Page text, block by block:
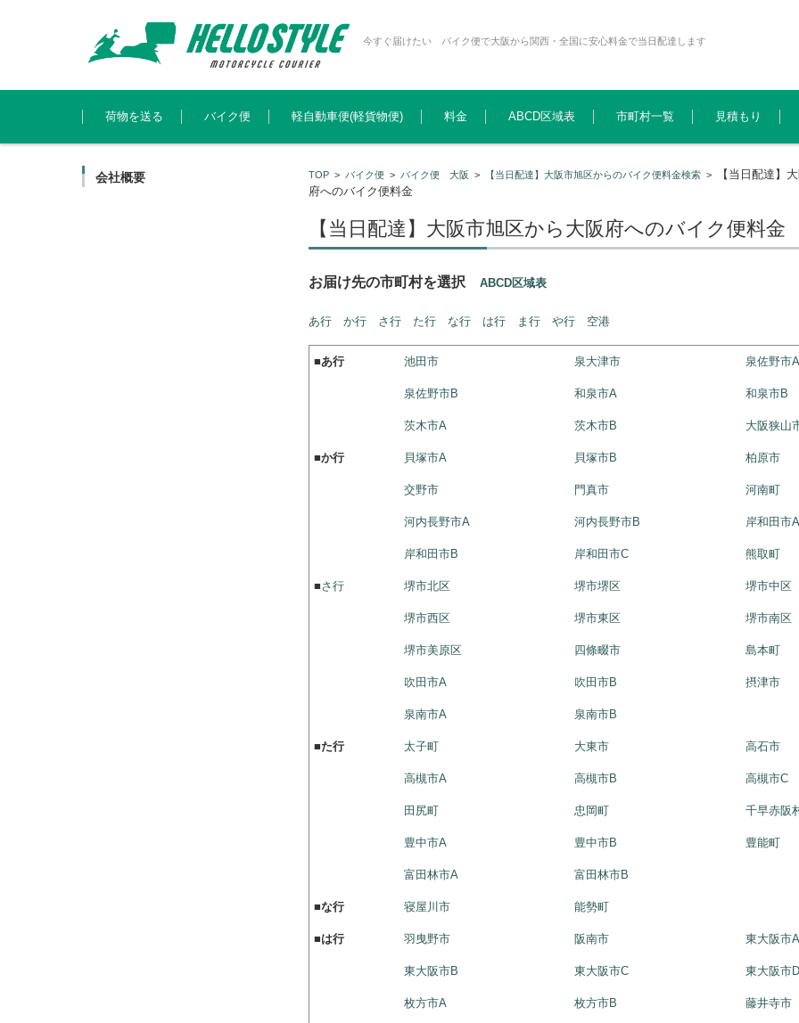
今すぐ届けたい バイク便で大阪から関西・全国に安心料金で当日配達します
コンテンツに移動
荷物を送る
バイク便 軽自動車便(軽貨物便) 料金 ABCD区域表 市町村一覧 見積もり
TOP > バイク便 > バイク便 大阪 > 【当日配達】大阪市旭区からのバイク便料金検索 >
【当日配達】
府へのバイク便料金
【当日配達】大阪市旭区から大阪府へのバイク便料金
お届け先の市町村を選択ABCD区域表
あ行 か行 さ行 た行 な行 は行 ま行 や行 空港
■あ行 池田市 泉大津市 泉佐野市A
泉佐野市B 和泉市A 和泉市B
茨木市A 茨木市B 大阪狭山
■か行 貝塚市A 貝塚市B 柏原市
交野市 門真市 河南町
河内長野市A 河内長野市B 岸和田市A
岸和田市B 岸和田市C 熊取町
■さ行 堺市北区 堺市堺区 堺市中区
堺市西区 堺市東区 堺市南区
堺市美原区 四條畷市 島本町
吹田市A 吹田市B 摂津市
泉南市A 泉南市B
■た行 太子町 大東市 高石市
高槻市A 高槻市B 高槻市C
田尻町 忠岡町 千早赤阪
豊中市A 豊中市B 豊能町
富田林市A 富田林市B
■な行 寝屋川市 能勢町
■は行 羽曳野市 阪南市 東大阪市A
東大阪市B 東大阪市C 東大阪市D
枚方市A 枚方市B 藤井寺市
会社概要